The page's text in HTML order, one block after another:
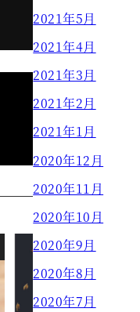
2021年5月
2021年4月
2021年3月
2021年2月
2021年1月
2020年12月
2020年11月
2020年10月
2020年9月
2020年8月
2020年7月